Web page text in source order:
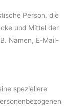
Person, die
und Mittel der
Namen, E-Mail-
speziellere